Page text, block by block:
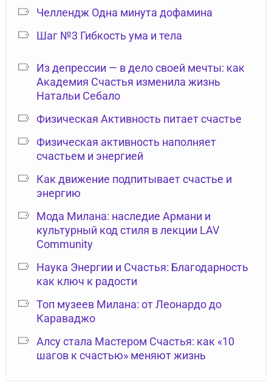
Челлендж Одна минута дофамина
Шаг №3 Гибкость ума и тела
Из депрессии — в дело своей мечты: как
Академия Счастья изменила жизнь
Натальи Себало
Физическая Активность питает счастье
Физическая активность наполняет
счастьем и энергией
Как движение подпитывает счастье и
энергию
Мода Милана: наследие Армани и
культурный код стиля в лекции LAV
Community
Наука Энергии и Счастья: Благодарность
как ключ к радости
Топ музеев Милана: от Леонардо до
Караваджо
Алсу стала Мастером Счастья: как «10
шагов к счастью» меняют жизнь